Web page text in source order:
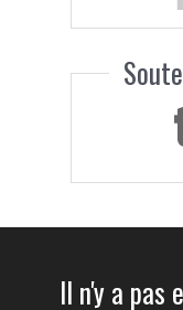
Il n'y a pas